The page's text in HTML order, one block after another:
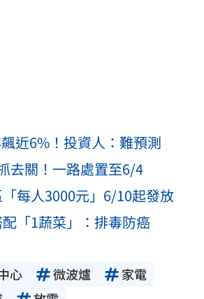
近6%！投資人：難預測
去關！一路處置至6/4
每人3000元」6/10起發放
「1蔬菜」：排毒防癌
心 微波爐
家電